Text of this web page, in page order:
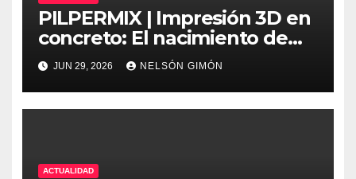
PILPERMIX | Impresión 3D en
concreto: El nacimiento de
una nueva era arquitectónica
automatizada
JUN 29, 2026 NELSÓN GIMÓN
ACTUALIDAD